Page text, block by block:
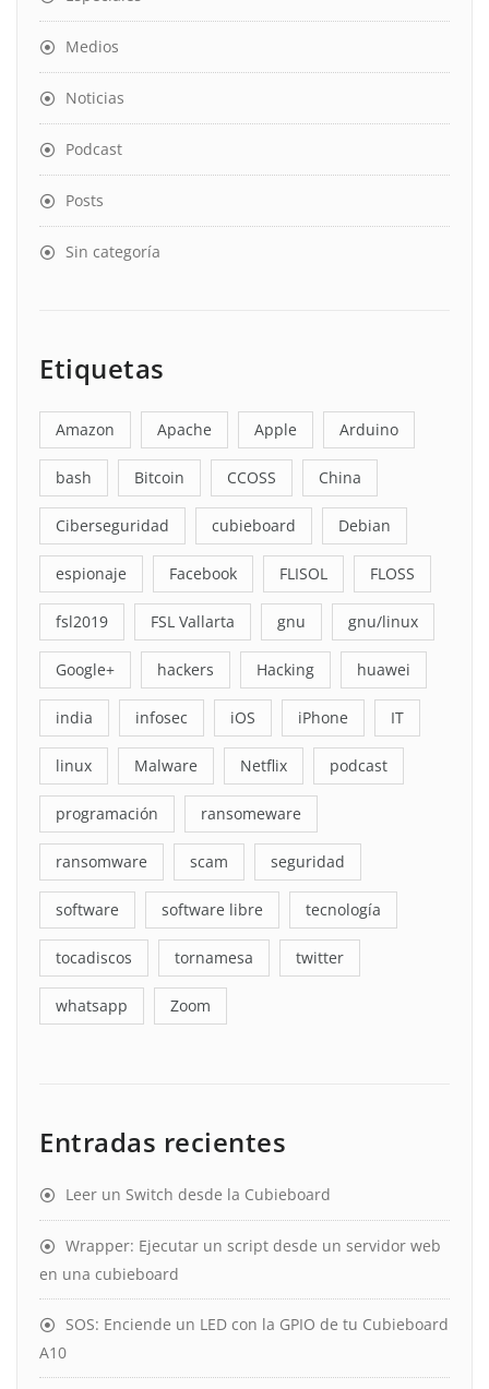
Medios
Noticias
Podcast
Posts
Sin categoría
Etiquetas
Amazon Apache Apple Arduino
bash Bitcoin CCOSS China
Ciberseguridad cubieboard Debian
espionaje Facebook FLISOL FLOSS
fsl2019 FSL Vallarta gnu gnu/linux
Google+ hackers Hacking huawei
india infosec iOS iPhone IT
linux Malware Netflix podcast
programación ransomeware
ransomware scam seguridad
software software libre tecnología
tocadiscos tornamesa twitter
whatsapp Zoom
Entradas recientes
Leer un Switch desde la Cubieboard
Wrapper: Ejecutar un script desde un servidor web
en una cubieboard
SOS: Enciende un LED con la GPIO de tu Cubieboard
A10